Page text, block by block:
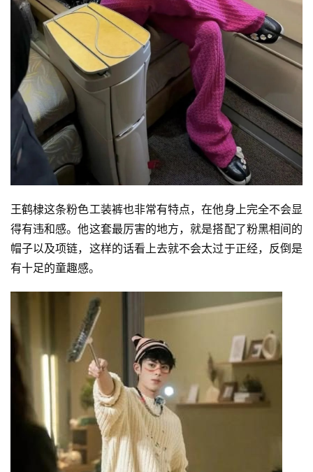
王鹤棣这条粉色工装裤也非常有特点，在他身上完全不会显
得有违和感。他这套最厉害的地方，就是搭配了粉黑相间的
帽子以及项链，这样的话看上去就不会太过于正经，反倒是
有十足的童趣感。